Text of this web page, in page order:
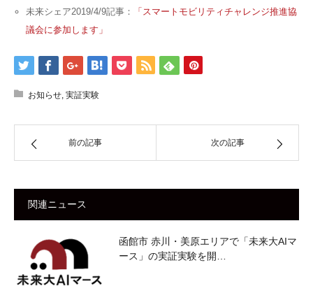
未来シェア2019/4/9記事：
「スマートモビリティチャレンジ推進協
議会に参加します」
お知らせ, 実証実験
前の記事 次の記事
関連ニュース
函館市 赤川・美原エリアで「未来大AIマ
ース」の実証実験を開…